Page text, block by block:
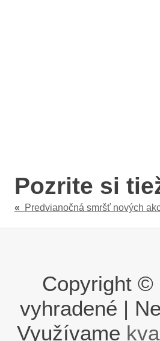
Pozrite si
« Predvianočná smršť nových
Copyright ©
vyhradené |
Využívame